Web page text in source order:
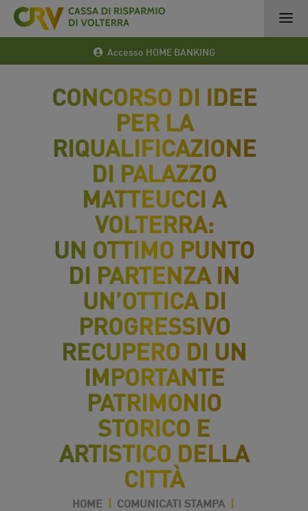
Accesso HOME BANKING
CONCORSO DI IDEE
PER LA
RIQUALIFICAZIONE
DI PALAZZO
MATTEUCCI A
VOLTERRA:
UN OTTIMO PUNTO
DI PARTENZA IN
UN’OTTICA DI
PROGRESSIVO
RECUPERO DI UN
IMPORTANTE
PATRIMONIO
STORICO E
ARTISTICO DELLA
CITTÀ
HOME | COMUNICATI STAMPA |